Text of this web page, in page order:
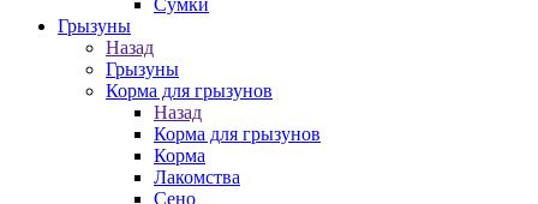
Сумки
Грызуны
Назад
Грызуны
Корма для грызунов
Назад
Корма для грызунов
Корма
Лакомства
Сено